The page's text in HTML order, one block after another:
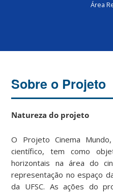
Área
Sobre o Projeto
Natureza do projeto
O Projeto Cinema
científico, tem como
horizontais na área do
representação no espaço
da UFSC. As ações do